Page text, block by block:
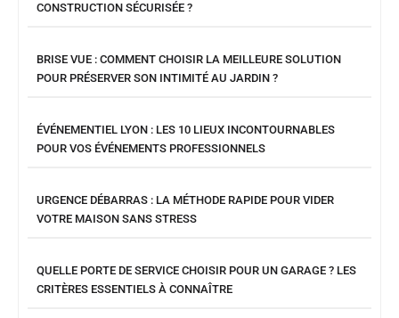
CONSTRUCTION SÉCURISÉE ?
BRISE VUE : COMMENT CHOISIR LA MEILLEURE SOLUTION
POUR PRÉSERVER SON INTIMITÉ AU JARDIN ?
ÉVÉNEMENTIEL LYON : LES 10 LIEUX INCONTOURNABLES
POUR VOS ÉVÉNEMENTS PROFESSIONNELS
URGENCE DÉBARRAS : LA MÉTHODE RAPIDE POUR VIDER
VOTRE MAISON SANS STRESS
QUELLE PORTE DE SERVICE CHOISIR POUR UN GARAGE ? LES
CRITÈRES ESSENTIELS À CONNAÎTRE